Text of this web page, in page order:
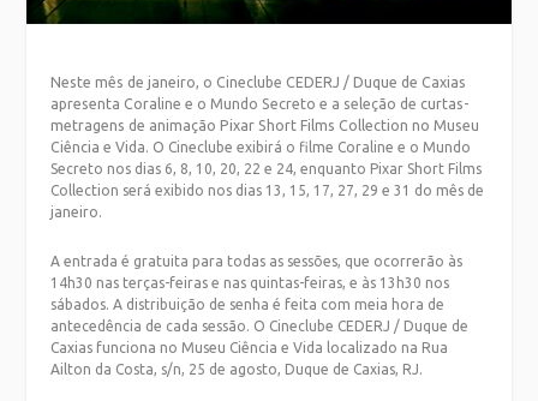
Neste mês de janeiro, o Cineclube CEDERJ / Duque de Caxias
apresenta Coraline e o Mundo Secreto e a seleção de curtas-
metragens de animação Pixar Short Films Collection no Museu
Ciência e Vida. O Cineclube exibirá o filme Coraline e o Mundo
Secreto nos dias 6, 8, 10, 20, 22 e 24, enquanto Pixar Short Films
Collection será exibido nos dias 13, 15, 17, 27, 29 e 31 do mês de
janeiro.
A entrada é gratuita para todas as sessões, que ocorrerão às
14h30 nas terças-feiras e nas quintas-feiras, e às 13h30 nos
sábados. A distribuição de senha é feita com meia hora de
antecedência de cada sessão. O Cineclube CEDERJ / Duque de
Caxias funciona no Museu Ciência e Vida localizado na Rua
Ailton da Costa, s/n, 25 de agosto, Duque de Caxias, RJ.